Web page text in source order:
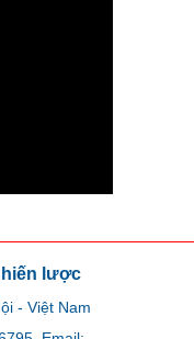
lược
- Việt Nam